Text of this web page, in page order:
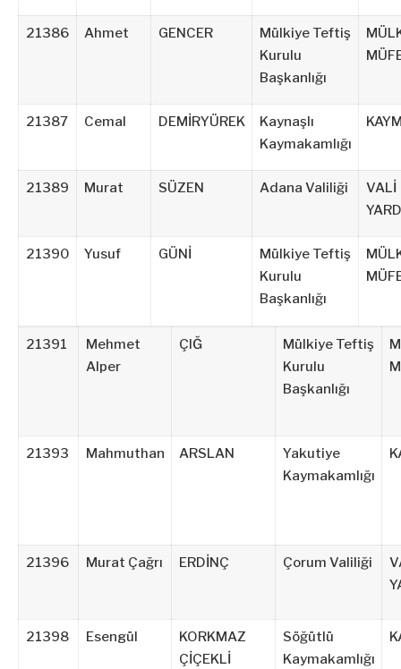
21386 Ahmet GENCER
Mülkiye Teftiş
Kurulu
Başkanlığı
21387 Cemal DEMİRYÜREK
Kaynaşlı
Kaymakamlığı
21389 Murat SÜZEN Adana Valiliği
VALİ
21390 Yusuf GÜNİ
Mülkiye Teftiş
Kurulu
Başkanlığı
21391
Mehmet
Alper
ÇIĞ
Mülkiye Teftiş
Kurulu
Başkanlığı
21393 Mahmuthan ARSLAN
Yakutiye
Kaymakamlığı
21396 Murat Çağrı ERDİNÇ Çorum Valiliği
21398 Esengül
KORKMAZ
ÇİÇEKLİ
Söğütlü
Kaymakamlığı